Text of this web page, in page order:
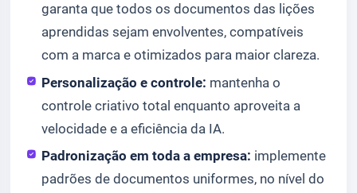
garanta que todos os documentos das lições
aprendidas sejam envolventes, compatíveis
com a marca e otimizados para maior clareza.
Personalização e controle: mantenha o
controle criativo total enquanto aproveita a
velocidade e a eficiência da IA.
Padronização em toda a empresa: implemente
padrões de documentos uniformes, no nível do